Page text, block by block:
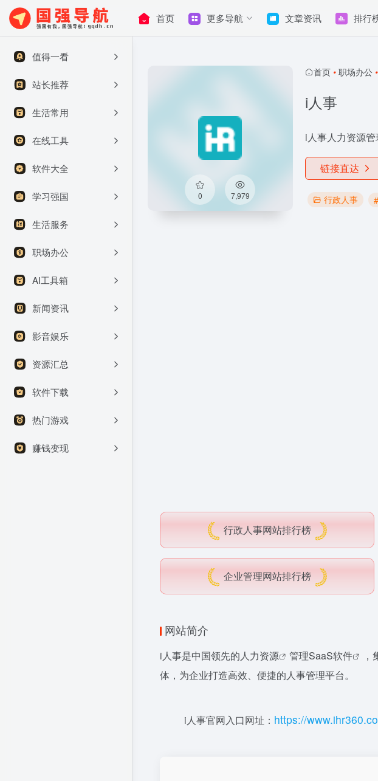
首页 更多导航 文章资讯 排行
值得一看
站长推荐
生活常用
在线工具
软件大全
学习强国
生活服务
职场办公
AI工具箱
新闻资讯
影音娱乐
资源汇总
软件下载
热门游戏
赚钱变现
0 7,979
首页 • 职场办公 •
i人事
i人事人力资源
链接直达
行政人事
行政人事网站排行榜
企业管理网站排行榜
网站简介
i人事是中国领先的人力资源 管理SaaS软件
体，为企业打造高效、便捷的人事管理平台。
i人事官网入口网址： https://www.ihr360.co